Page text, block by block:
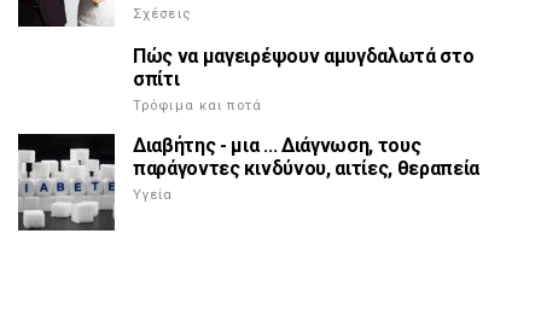
Σχέσεις
Πώς να μαγειρέψουν αμυγδαλωτά στο
σπίτι
Τρόφιμα και ποτά
Διαβήτης - μια ... Διάγνωση, τους
παράγοντες κινδύνου, αιτίες, θεραπεία
Υγεία